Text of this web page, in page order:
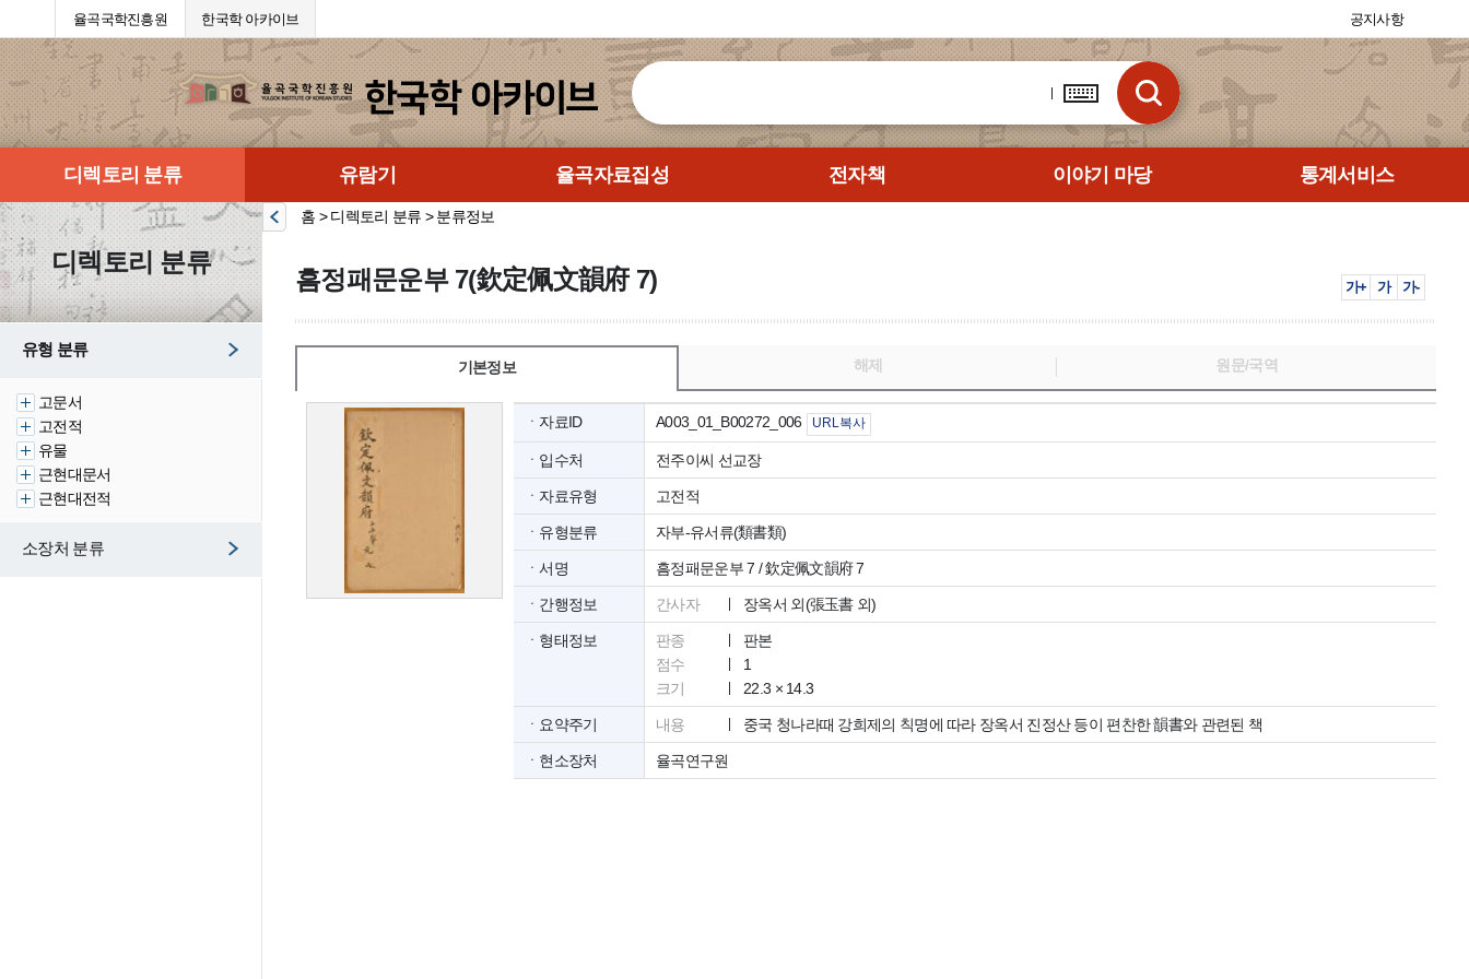
율곡국학진흥원 한국학 아카이브 공지사항
디렉토리 분류 유람기 율곡자료집성 전자책 이야기 마당 통계서비스
디렉토리 분류
유형 분류
고문서
고전적
유물
근현대문서
근현대전적
소장처 분류
홈 > 디렉토리 분류 > 분류정보
흠정패문운부 7(欽定佩文韻府 7) 가+ 가 가-
기본정보 해제 원문/국역
ㆍ자료ID A003_01_B00272_006 URL복사
ㆍ입수처 전주이씨 선교장
ㆍ자료유형 고전적
ㆍ유형분류 자부-유서류(類書類)
ㆍ서명 흠정패문운부 7 / 欽定佩文韻府 7
ㆍ간행정보 간사자 장옥서 외(張玉書 외)
ㆍ형태정보 판종
판본
점수
1
크기
22.3 × 14.3
ㆍ요약주기 내용 중국 청나라때 강희제의 칙명에 따라 장옥서 진정산 등이 편찬한 韻書와 관련된 책
ㆍ현소장처 율곡연구원